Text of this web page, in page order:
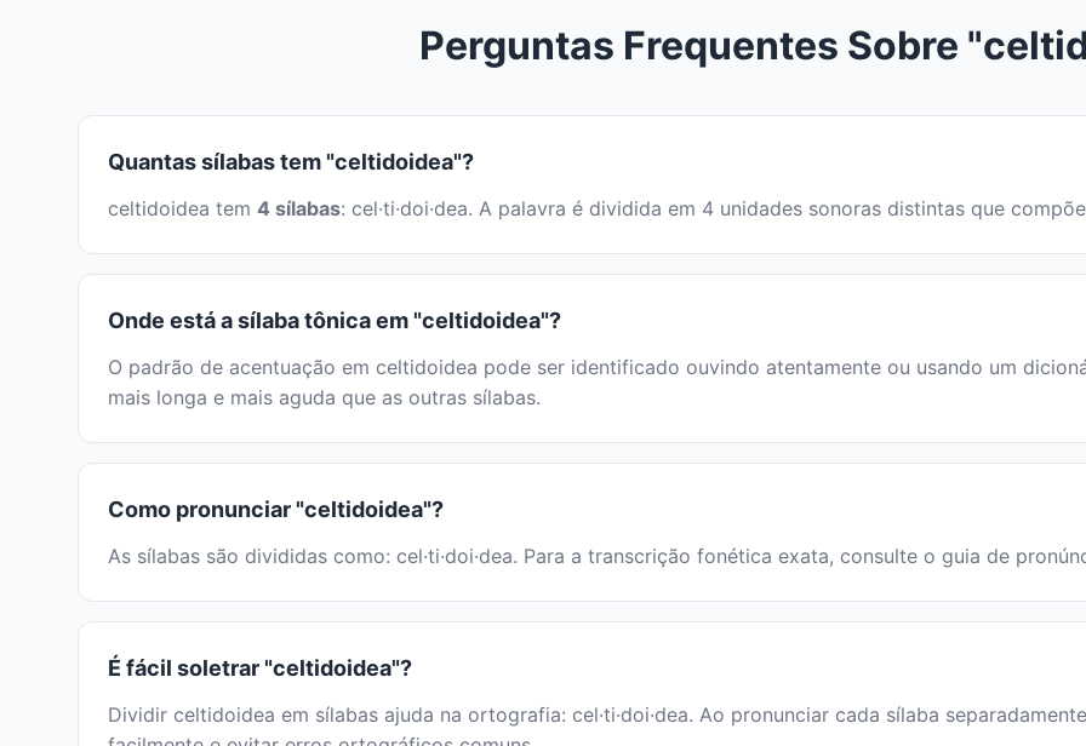
Perguntas Frequentes Sobre
Quantas sílabas tem "celtidoidea"?
celtidoidea tem 4 sílabas: cel·ti·doi·dea. A palavra é dividida em 4 unidades sonoras distintas que
Onde está a sílaba tônica em "celtidoidea"?
O padrão de acentuação em celtidoidea pode ser identificado ouvindo atentamente ou usando um
mais longa e mais aguda que as outras sílabas.
Como pronunciar "celtidoidea"?
As sílabas são divididas como: cel·ti·doi·dea. Para a transcrição fonética exata, consulte o guia de
É fácil soletrar "celtidoidea"?
Dividir celtidoidea em sílabas ajuda na ortografia: cel·ti·doi·dea. Ao pronunciar cada sílaba